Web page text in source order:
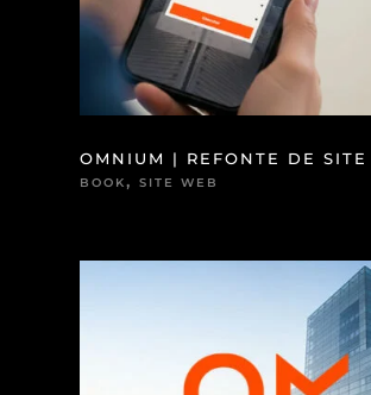
OMNIUM | REFONTE DE SITE
BOOK,SITE WEB